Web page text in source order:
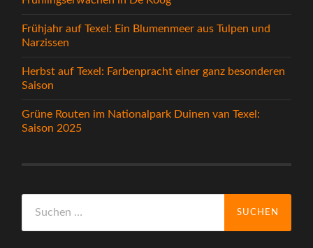
Frühjahr auf Texel: Ein Blumenmeer aus Tulpen und
Narzissen
Herbst auf Texel: Farbenpracht einer ganz besonderen
Saison
Grüne Routen im Nationalpark Duinen van Texel:
Saison 2025
nach: